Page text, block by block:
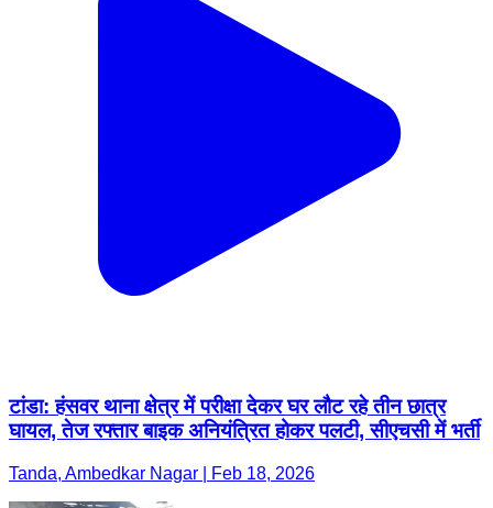
टांडा: हंसवर थाना क्षेत्र में परीक्षा देकर घर लौट रहे तीन छात्र
घायल, तेज रफ्तार बाइक अनियंत्रित होकर पलटी, सीएचसी में भर्ती
Tanda, Ambedkar Nagar | Feb 18, 2026